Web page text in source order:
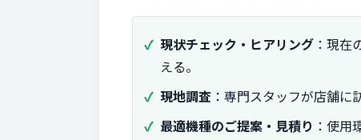
現状チェック・ヒアリング ：現在
える。
現地調査 ：専門スタッフが店舗に
最適機種のご提案・見積り ：使用